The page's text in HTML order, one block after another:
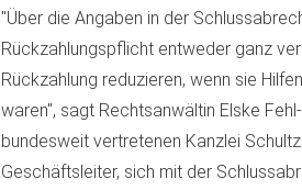
"Über die Angaben in der
Rückzahlungspflicht entweder ganz
Rückzahlung reduzieren, wenn sie
waren", sagt Rechtsanwältin Elske
bundesweit vertretenen Kanzlei
Geschäftsleiter, sich mit der